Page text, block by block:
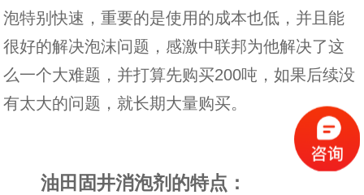
泡特别快速，重要的是使用的成本也低，并且能
很好的解决泡沫问题，感激中联邦为他解决了这
么一个大难题，并打算先购买200吨，如果后续没
有太大的问题，就长期大量购买。
油田固井消泡剂的特点：